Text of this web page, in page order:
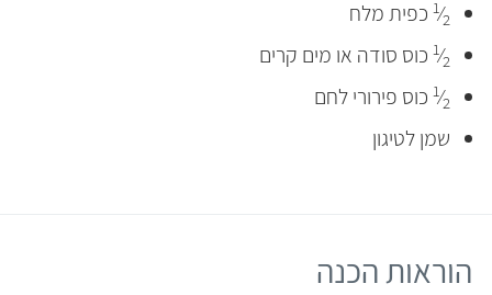
1⁄2 כפית מלח
1⁄2 כוס סודה או מים קרים
1⁄2 כוס פירורי לחם
שמן לטיגון
הוראות הכנה